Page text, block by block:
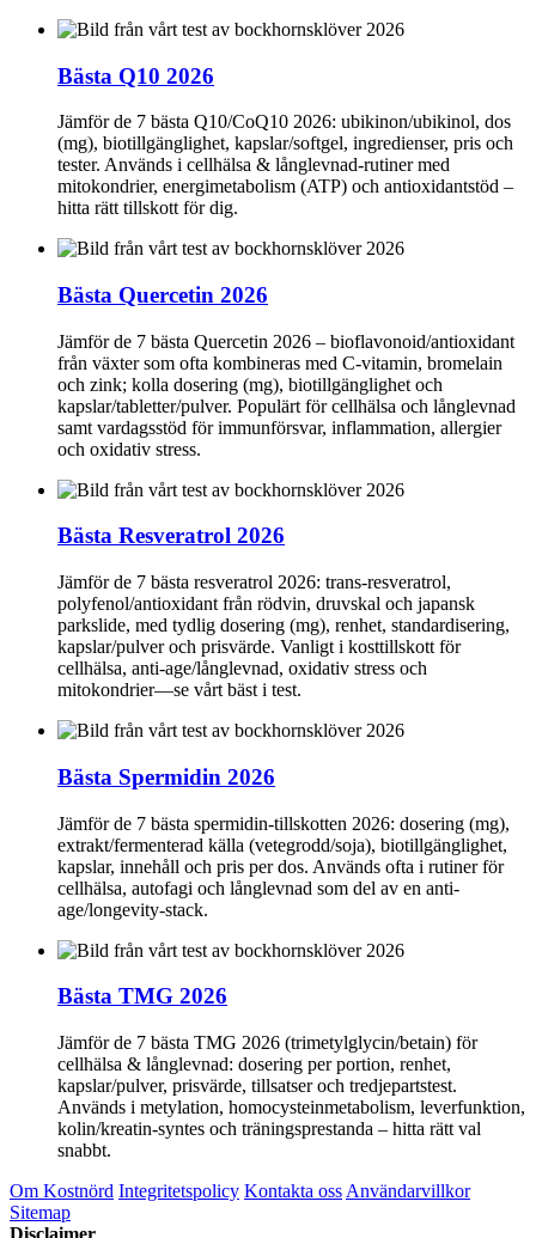
Bästa Q10 2026
Jämför de 7 bästa Q10/CoQ10 2026: ubikinon/ubikinol, dos
(mg), biotillgänglighet, kapslar/softgel, ingredienser, pris och
tester. Används i cellhälsa & långlevnad-rutiner med
mitokondrier, energimetabolism (ATP) och antioxidantstöd –
hitta rätt tillskott för dig.
Bästa Quercetin 2026
Jämför de 7 bästa Quercetin 2026 – bioflavonoid/antioxidant
från växter som ofta kombineras med C‑vitamin, bromelain
och zink; kolla dosering (mg), biotillgänglighet och
kapslar/tabletter/pulver. Populärt för cellhälsa och långlevnad
samt vardagsstöd för immunförsvar, inflammation, allergier
och oxidativ stress.
Bästa Resveratrol 2026
Jämför de 7 bästa resveratrol 2026: trans‑resveratrol,
polyfenol/antioxidant från rödvin, druvskal och japansk
parkslide, med tydlig dosering (mg), renhet, standardisering,
kapslar/pulver och prisvärde. Vanligt i kosttillskott för
cellhälsa, anti‑age/långlevnad, oxidativ stress och
mitokondrier—se vårt bäst i test.
Bästa Spermidin 2026
Jämför de 7 bästa spermidin-tillskotten 2026: dosering (mg),
extrakt/fermenterad källa (vetegrodd/soja), biotillgänglighet,
kapslar, innehåll och pris per dos. Används ofta i rutiner för
cellhälsa, autofagi och långlevnad som del av en anti-
age/longevity-stack.
Bästa TMG 2026
Jämför de 7 bästa TMG 2026 (trimetylglycin/betain) för
cellhälsa & långlevnad: dosering per portion, renhet,
kapslar/pulver, prisvärde, tillsatser och tredjepartstest.
Används i metylation, homocysteinmetabolism, leverfunktion,
kolin/kreatin-syntes och träningsprestanda – hitta rätt val
snabbt.
Om Kostnörd Integritetspolicy Kontakta oss Användarvillkor
Sitemap
Disclaimer